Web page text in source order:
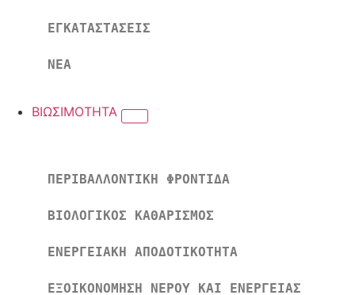
ΕΓΚΑΤΑΣΤΑΣΕΙΣ
ΝΕΑ
ΒΙΩΣΙΜΟΤΗΤΑ
ΠΕΡΙΒΑΛΛΟΝΤΙΚΗ ΦΡΟΝΤΙΔΑ
ΒΙΟΛΟΓΙΚΟΣ ΚΑΘΑΡΙΣΜΟΣ
ΕΝΕΡΓΕΙΑΚΗ ΑΠΟΔΟΤΙΚΟΤΗΤΑ
ΕΞΟΙΚΟΝΟΜΗΣΗ ΝΕΡΟΥ ΚΑΙ ΕΝΕΡΓΕΙΑΣ